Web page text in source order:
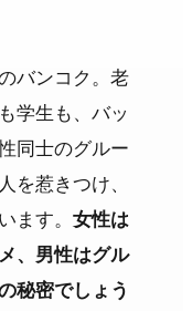
バンコク。老
学生も、バッ
同士のグルー
を惹きつけ、
ます。 女性は
、男性はグル
秘密でしょう